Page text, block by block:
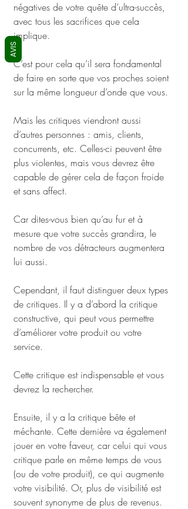
négatives de votre quête d’ultra-succès,
avec tous les sacrifices que cela
implique.
C’est pour cela qu’il sera fondamental
de faire en sorte que vos proches soient
sur la même longueur d’onde que vous.
Mais les critiques viendront aussi
d’autres personnes : amis, clients,
concurrents, etc. Celles-ci peuvent être
plus violentes, mais vous devrez être
capable de gérer cela de façon froide
et sans affect.
Car dites-vous bien qu’au fur et à
mesure que votre succès grandira, le
nombre de vos détracteurs augmentera
lui aussi.
Cependant, il faut distinguer deux types
de critiques. Il y a d’abord la critique
constructive, qui peut vous permettre
d’améliorer votre produit ou votre
service.
Cette critique est indispensable et vous
devrez la rechercher.
Ensuite, il y a la critique bête et
méchante. Cette dernière va également
jouer en votre faveur, car celui qui vous
critique parle en même temps de vous
(ou de votre produit), ce qui augmente
votre visibilité. Or, plus de visibilité est
souvent synonyme de plus de revenus.
AVIS